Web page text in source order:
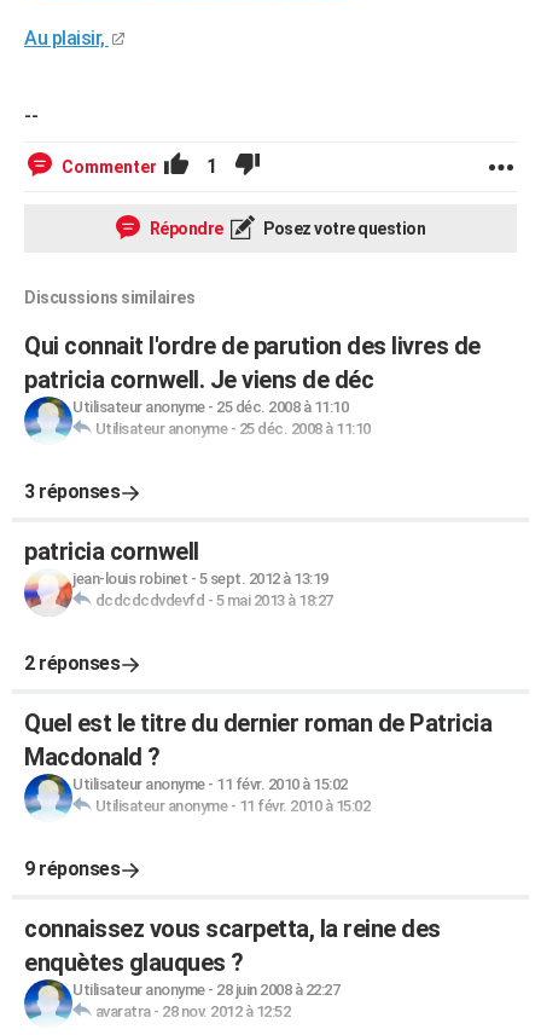
Au plaisir,
--
Commenter 1
Répondre Posez votre question
Discussions similaires
Qui connait l'ordre de parution des livres de
patricia cornwell. Je viens de déc
Utilisateur anonyme- 25 déc. 2008 à 11:10
Utilisateur anonyme- 25 déc. 2008 à 11:10
3 réponses
patricia cornwell
jean-louis robinet - 5 sept. 2012 à 13:19
dcdcdcdvdevfd - 5 mai 2013 à 18:27
2 réponses
Quel est le titre du dernier roman de Patricia
Macdonald ?
Utilisateur anonyme- 11 févr. 2010 à 15:02
Utilisateur anonyme- 11 févr. 2010 à 15:02
9 réponses
connaissez vous scarpetta, la reine des
enquètes glauques ?
Utilisateur anonyme- 28 juin 2008 à 22:27
avaratra- 28 nov. 2012 à 12:52